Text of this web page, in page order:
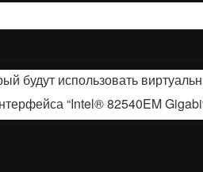
будут использовать
“Intel® 82540EM